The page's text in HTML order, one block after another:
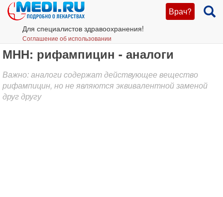
Врач?
Для специалистов здравоохранения!
Соглашение об использовании
МНН: рифампицин - аналоги
Важно: аналоги содержат действующее вещество
рифампицин, но не являются эквивалентной заменой
друг другу